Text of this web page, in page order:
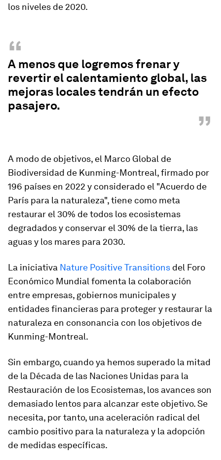
los niveles de 2020.
“
A menos que logremos frenar y
revertir el calentamiento global, las
mejoras locales tendrán un efecto
pasajero.
”
A modo de objetivos, el Marco Global de
Biodiversidad de Kunming-Montreal, firmado por
196 países en 2022 y considerado el "Acuerdo de
París para la naturaleza", tiene como meta
restaurar el 30% de todos los ecosistemas
degradados y conservar el 30% de la tierra, las
aguas y los mares para 2030.
La iniciativa Nature Positive Transitions del Foro
Económico Mundial fomenta la colaboración
entre empresas, gobiernos municipales y
entidades financieras para proteger y restaurar la
naturaleza en consonancia con los objetivos de
Kunming-Montreal.
Sin embargo, cuando ya hemos superado la mitad
de la Década de las Naciones Unidas para la
Restauración de los Ecosistemas, los avances son
demasiado lentos para alcanzar este objetivo. Se
necesita, por tanto, una aceleración radical del
cambio positivo para la naturaleza y la adopción
de medidas específicas.